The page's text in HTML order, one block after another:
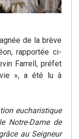
de la brève
rapportée ci-
Farrell, préfet
», a été lu à
eucharistique
Notre-Dame de
au Seigneur